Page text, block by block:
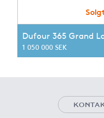
Dufour 365 Grand
1 050 000 SEK